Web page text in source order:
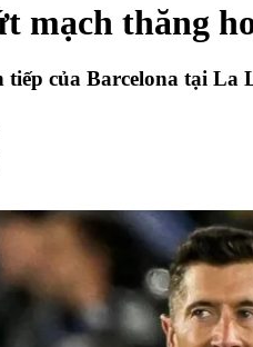
mạch thăng
của Barcelona tại La